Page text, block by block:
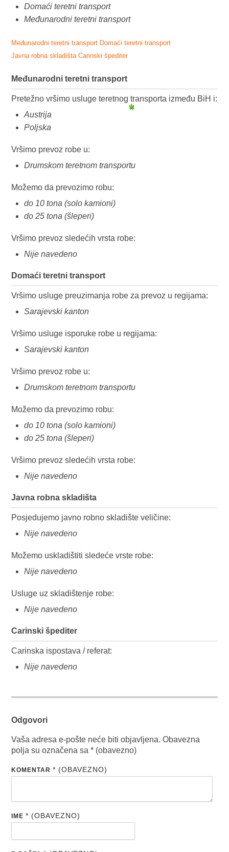
Domaći teretni transport
Međunarodni teretni transport
Međunarodni teretni transport Domaći teretni transport
Javna robna skladišta Carinski špediter
Međunarodni teretni transport
Pretežno vršimo usluge teretnog transporta između BiH i:
Austrija
Poljska
Vršimo prevoz robe u:
Drumskom teretnom transportu
Možemo da prevozimo robu:
do 10 tona (solo kamioni)
do 25 tona (šleperi)
Vršimo prevoz sledećih vrsta robe:
Nije navedeno
Domaći teretni transport
Vršimo usluge preuzimanja robe za prevoz u regijama:
Sarajevski kanton
Vršimo usluge isporuke robe u regijama:
Sarajevski kanton
Vršimo prevoz robe u:
Drumskom teretnom transportu
Možemo da prevozimo robu:
do 10 tona (solo kamioni)
do 25 tona (šleperi)
Vršimo prevoz sledećih vrsta robe:
Nije navedeno
Javna robna skladišta
Posjedujemo javno robno skladište veličine:
Nije navedeno
Možemo uskladištiti sledeće vrste robe:
Nije navedeno
Usluge uz skladištenje robe:
Nije navedeno
Carinski špediter
Carinska ispostava / referat:
Nije navedeno
Odgovori
Vaša adresa e-pošte neće biti objavljena. Obavezna
polja su označena sa* (obavezno)
KOMENTAR* (OBAVEZNO)
IME* (OBAVEZNO)